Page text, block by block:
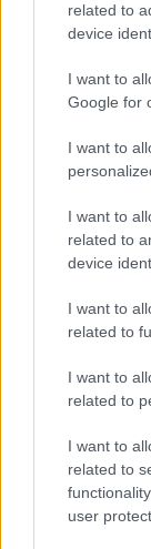
related to
device
I want to
Google for
I want to
I want to
related to
device
I want to
related to
I want to
related to
I want to
related to
user